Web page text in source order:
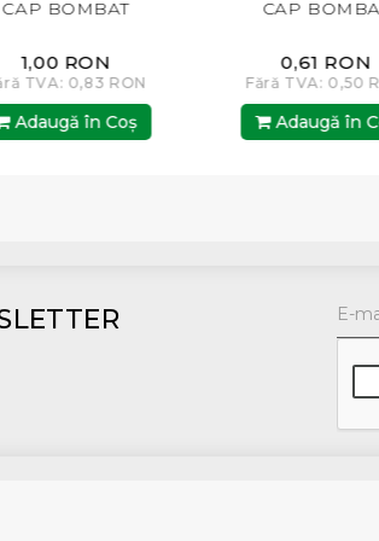
BOMBAT
1,00 RON
TVA: 0,83 RON
în Coş
CAP BOMBAT
0,61 RON
Fără TVA: 0,50 RON
Adaugă în Coş